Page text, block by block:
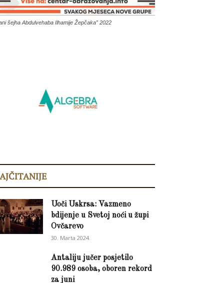
šejha Abdulvehaba Ilhamije Žepčaka” 2022
Uoči Uskrsa: Vazmeno
bdijenje u Svetoj noći u župi
Ovčarevo
30. Marta 2024.
Antaliju jučer posjetilo
90.989 osoba, oboren rekord
za juni